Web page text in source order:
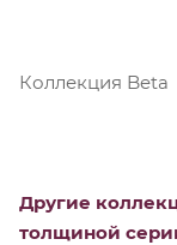
Коллекция Beta
Другие
толщиной